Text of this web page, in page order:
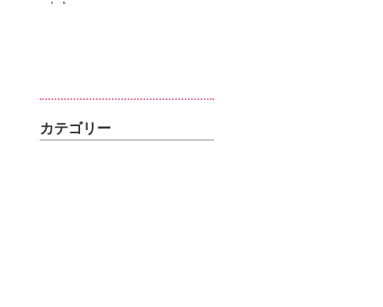
した
カテゴリー